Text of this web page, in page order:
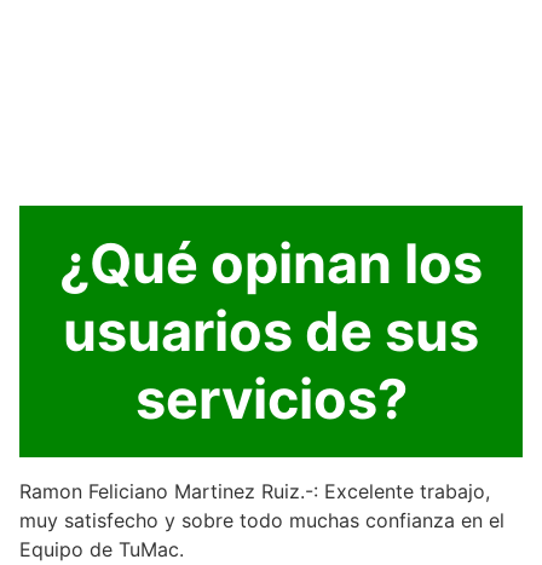
¿Qué opinan los
usuarios de sus
servicios?
Ramon Feliciano Martinez Ruiz.-: Excelente trabajo,
muy satisfecho y sobre todo muchas confianza en el
Equipo de TuMac.